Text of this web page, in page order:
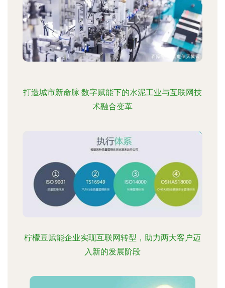
打造城市新命脉 数字赋能下的水泥工业与互联网技
术融合变革
柠檬豆赋能企业实现互联网转型，助力两大客户迈
入新的发展阶段